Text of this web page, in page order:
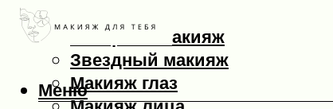
Макияж
Вечерний макияж
Звездный макияж
Макияж глаз
Меню